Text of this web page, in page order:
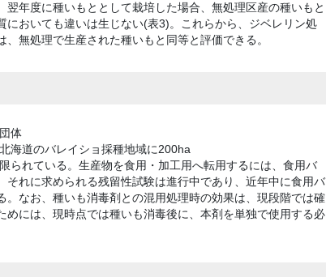
年度に種いもととして栽培した場合、無処理区産の種いもと
においても違いは生じない(表3)。これらから、ジベレリン処
無処理で生産された種いもと同等と評価できる。
体
海道のバレイショ採種地域に200ha
られている。生産物を食用・加工用へ転用するには、食用バ
それに求められる残留性試験は進行中であり、近年中に食用バ
。なお、種いも消毒剤との混用処理時の効果は、現段階では確
には、現時点では種いも消毒後に、本剤を単独で使用する必